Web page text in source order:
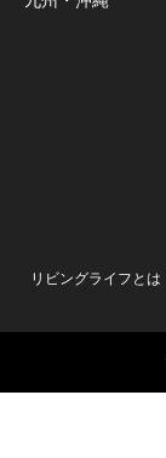
リビングライフとは